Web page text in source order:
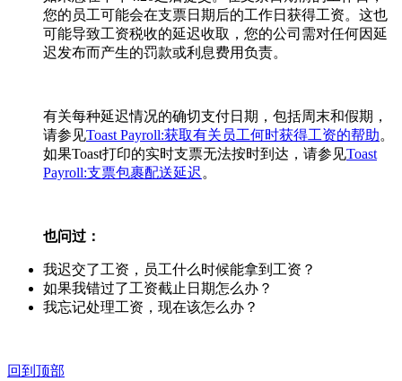
您的员工可能会在支票日期后的工作日获得工资。这也
可能导致工资税收的延迟收取，您的公司需对任何因延
迟发布而产生的罚款或利息费用负责。
有关每种延迟情况的确切支付日期，包括周末和假期，
请参见Toast Payroll:获取有关员工何时获得工资的帮助。
如果Toast打印的实时支票无法按时到达，请参见Toast
Payroll:支票包裹配送延迟。
也问过：
我迟交了工资，员工什么时候能拿到工资？
如果我错过了工资截止日期怎么办？
我忘记处理工资，现在该怎么办？
回到顶部